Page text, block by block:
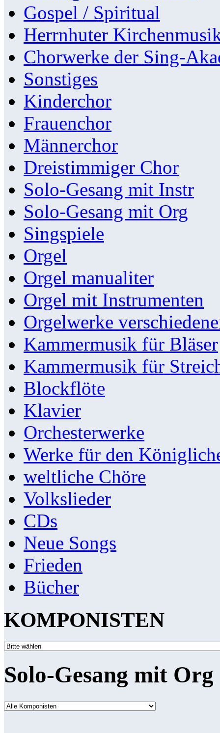
Gospel / Spiritual
Herrnhuter
Chorwerke der Sing-
Sonstiges
Kinderchor
Frauenchor
Männerchor
Dreistimmiger Chor
Solo-Gesang mit Instr
Solo-Gesang mit Org
Singspiele
Orgel
Orgel manualiter
Orgel mit Instrumenten
Orgelwerke
Kammermusik für Bläser
Kammermusik für
Blockflöte
Klavier
Orchesterwerke
Werke für den
weltliche Chöre
Volkslieder
CDs
Neue Songs
Frieden
Bücher
KOMPONISTEN
Solo-Gesang mit Org